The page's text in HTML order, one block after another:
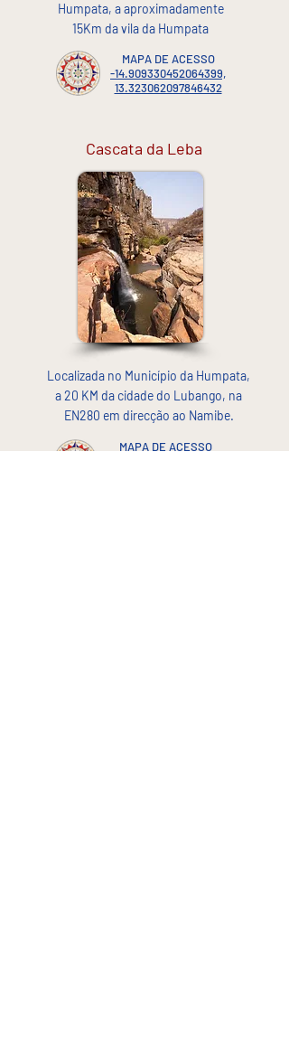
Humpata, a aproximadamente
15Km da vila da Humpata
MAPA DE ACESSO
-14.909330452064399,
13.323062097846432
Cascata da Leba
Localizada no Município da Humpata,
a 20 KM da cidade do Lubango, na
EN280 em direcção ao Namibe.
MAPA DE ACESSO